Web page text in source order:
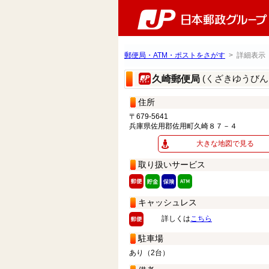
郵便局・ATM・ポストをさがす > 詳細表示
久崎郵便局 (くざきゆうび
住所
〒679-5641
兵庫県佐用郡佐用町久崎８７－４
大きな地図で見る
取り扱いサービス
キャッシュレス
詳しくはこちら
駐車場
あり（2台）